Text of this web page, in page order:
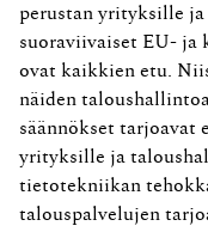
perustan yrityksille
suoraviivaiset EU- ja
ovat kaikkien etu.
näiden
säännökset tarjoavat
yrityksille ja
tietotekniikan
talouspalvelujen